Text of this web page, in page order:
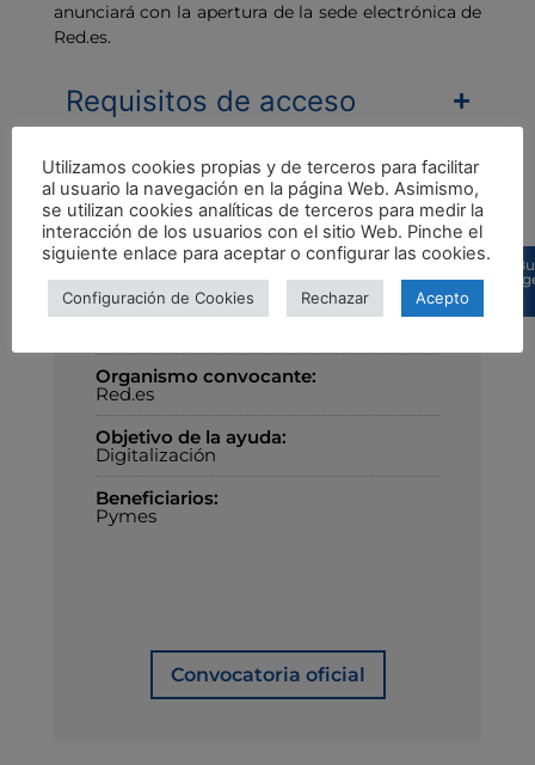
Organismo convocante:
Red.es
Objetivo de la ayuda:
Digitalización
Beneficiarios:
Pymes
Convocatoria oficial
anunciará con la apertura de la sede electrónica de
Red.es.
Requisitos de acceso
Actuaciones
subvencionables
Utilizamos cookies propias y de terceros para facilitar
al usuario la navegación en la página Web. Asimismo,
se utilizan cookies analíticas de terceros para medir la
interacción de los usuarios con el sitio Web. Pinche el
siguiente enlace para aceptar o configurar las cookies.
Configuración de Cookies Rechazar Acepto